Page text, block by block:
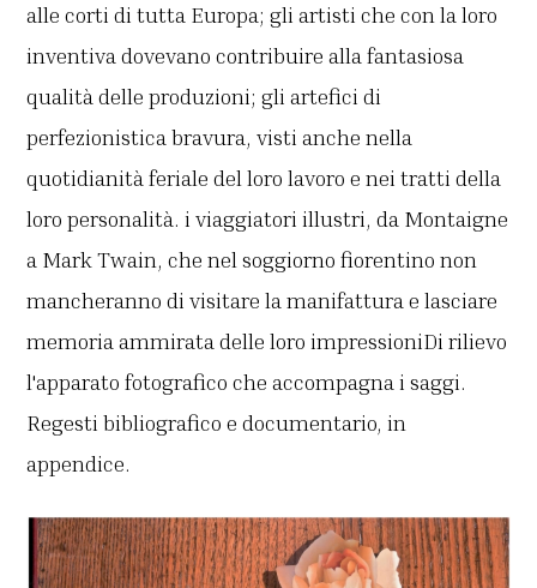
alle corti di tutta Europa; gli artisti che con la loro
inventiva dovevano contribuire alla fantasiosa
qualità delle produzioni; gli artefici di
perfezionistica bravura, visti anche nella
quotidianità feriale del loro lavoro e nei tratti della
loro personalità. i viaggiatori illustri, da Montaigne
a Mark Twain, che nel soggiorno fiorentino non
mancheranno di visitare la manifattura e lasciare
memoria ammirata delle loro impressioniDi rilievo
l'apparato fotografico che accompagna i saggi.
Regesti bibliografico e documentario, in
appendice.